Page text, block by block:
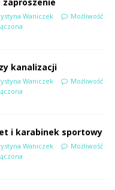
Waniczek
Możliwość
kanalizacji
Waniczek
Możliwość
i karabinek sportowy
Waniczek
Możliwość